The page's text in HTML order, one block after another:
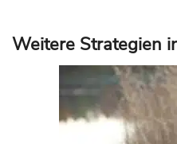
Weitere Strategien